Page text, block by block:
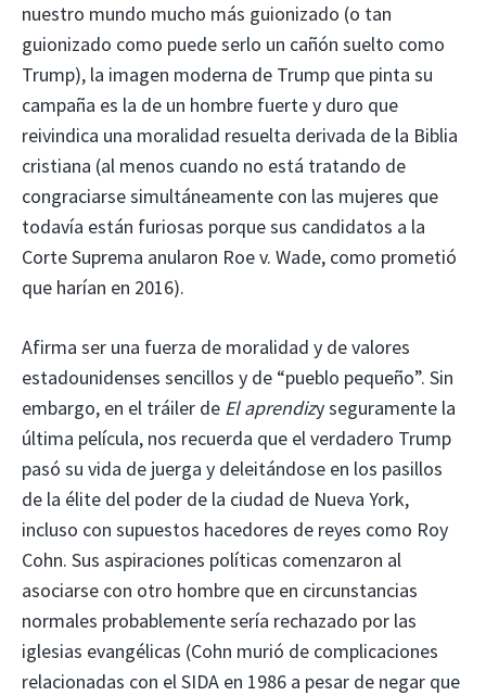
nuestro mundo mucho más guionizado (o tan
guionizado como puede serlo un cañón suelto como
Trump), la imagen moderna de Trump que pinta su
campaña es la de un hombre fuerte y duro que
reivindica una moralidad resuelta derivada de la Biblia
cristiana (al menos cuando no está tratando de
congraciarse simultáneamente con las mujeres que
todavía están furiosas porque sus candidatos a la
Corte Suprema anularon Roe v. Wade, como prometió
que harían en 2016).
Afirma ser una fuerza de moralidad y de valores
estadounidenses sencillos y de “pueblo pequeño”. Sin
embargo, en el tráiler de El aprendizy seguramente la
última película, nos recuerda que el verdadero Trump
pasó su vida de juerga y deleitándose en los pasillos
de la élite del poder de la ciudad de Nueva York,
incluso con supuestos hacedores de reyes como Roy
Cohn. Sus aspiraciones políticas comenzaron al
asociarse con otro hombre que en circunstancias
normales probablemente sería rechazado por las
iglesias evangélicas (Cohn murió de complicaciones
relacionadas con el SIDA en 1986 a pesar de negar que